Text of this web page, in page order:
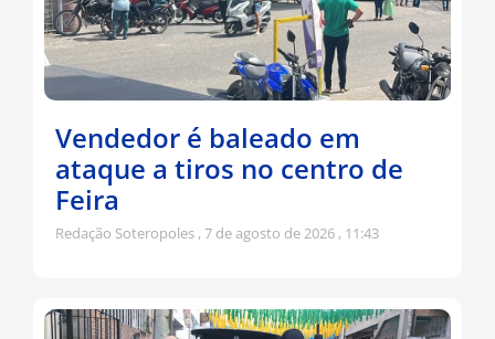
Vendedor é baleado em
ataque a tiros no centro de
Feira
Redação Soteropoles 7 de agosto de 2026 11:43